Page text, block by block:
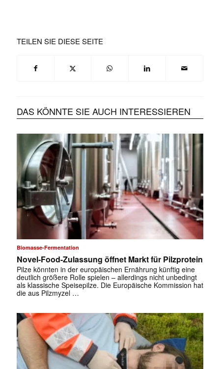
TEILEN SIE DIESE SEITE
DAS KÖNNTE SIE AUCH INTERESSIEREN
Biomasse-Fermentation
Novel-Food-Zulassung öffnet Markt für Pilzprotein
Pilze könnten in der europäischen Ernährung künftig eine
deutlich größere Rolle spielen – allerdings nicht unbedingt
als klassische Speisepilze. Die Europäische Kommission hat
die aus Pilzmyzel …